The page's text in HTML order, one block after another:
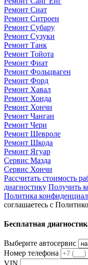
Ремонт Сиат
Ремонт Ситроен
Ремонт Субару
Ремонт Сузуки
Ремонт Танк
Ремонт Тойота
Ремонт Фиат
Ремонт Фольцваген
Ремонт Форд
Ремонт Хавал
Ремонт Хонда
Ремонт Хончи
Ремонт Чанган
Ремонт Чери
Ремонт Шевроле
Ремонт Шкода
Ремонт Ягуар
Сервис Мазда
Сервис Хончи
Рассчитать стоимость
диагностику Получить
Политика
соглашаетесь с
Бесплатная
Выберите автосервис
Номер телефона